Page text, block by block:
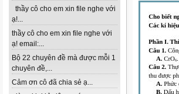
thầy cô cho em xin file nghe với
ạ!...
thầy cô cho em xin file nghe với
ạ! email:...
Bộ 22 chuyên đề mà được mỗi 1
chuyên đề,...
Cảm ơn cô đã chia sẻ ạ...